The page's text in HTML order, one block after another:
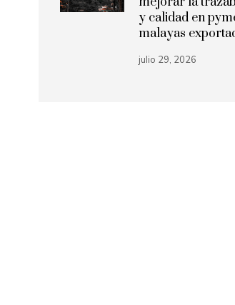
y calidad en
malayas
julio 29, 2026